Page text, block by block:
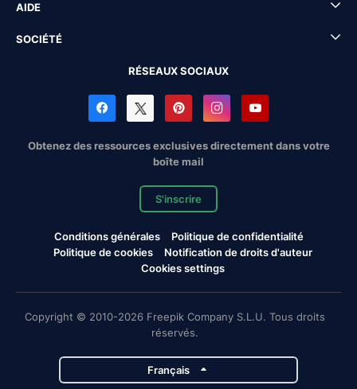
AIDE
SOCIÉTÉ
RÉSEAUX SOCIAUX
Obtenez des ressources exclusives directement dans votre
boîte mail
S'inscrire
Conditions générales
Politique de confidentialité
Politique de cookies
Notification de droits d'auteur
Cookies settings
Copyright © 2010-2026 Freepik Company S.L.U. Tous droits
réservés.
Français